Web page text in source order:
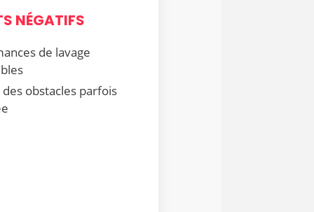
NÉGATIFS
de lavage
obstacles parfois